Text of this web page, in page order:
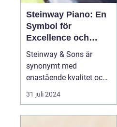
Steinway Piano: En
Symbol för
Excellence och
Tradition
Steinway & Sons är
synonymt med
enastående kvalitet och
arv inom världen av
pianon. Varje
31 juli 2024